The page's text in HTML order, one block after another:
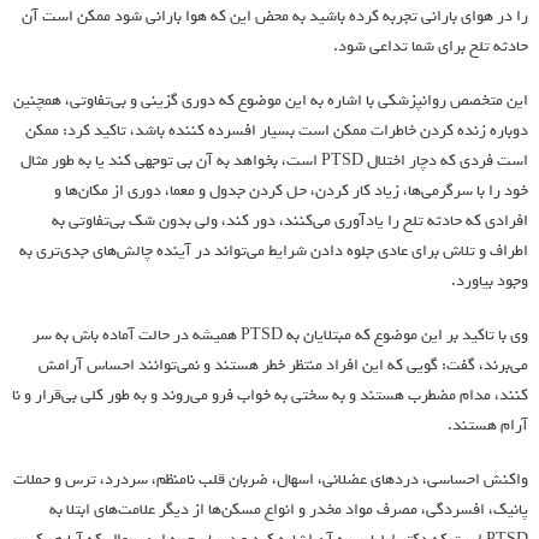
را در هوای بارانی تجربه کرده باشید به محض این که هوا بارانی شود ممکن است آن
حادثه تلخ برای شما تداعی شود.
این متخصص روانپزشکی با اشاره به این موضوع که دوری گزینی و بی‌تفاوتی، همچنین
دوباره زنده کردن خاطرات ممکن است بسیار افسرده کننده باشد، تاکید کرد: ممکن
است فردی که دچار اختلال PTSD است، بخواهد به آن بی توجهی کند یا به طور مثال
خود را با سرگرمی‌ها، زیاد کار کردن، حل کردن جدول و معما، دوری از مکان‌ها و
افرادی که حادثه تلخ را یادآوری می‌کنند، دور کند، ولی بدون شک بی‌تفاوتی به
اطراف و تلاش برای عادی جلوه دادن شرایط می‌تواند در آینده چالش‌های جدی‌تری به
وجود بیاورد.
وی با تاکید بر این موضوع که مبتلایان به PTSD همیشه در حالت آماده باش به سر
می‌برند، گفت: گویی که این افراد منتظر خطر هستند و نمی‌توانند احساس آرامش
کنند، مدام مضطرب هستند و به سختی به خواب فرو می‌روند و به طور کلی بی‌قرار و نا
آرام هستند.
واکنش احساسی، درد‌های عضلانی، اسهال، ضربان قلب نامنظم، سردرد، ترس و حملات
پانیک، افسردگی، مصرف مواد مخدر و انواع مسکن‌ها از دیگر علامت‌های ابتلا به